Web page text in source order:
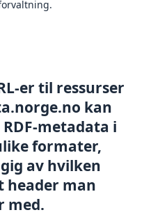
er til ressurser
kan
metadata i
formater,
av hvilken
header man
med.